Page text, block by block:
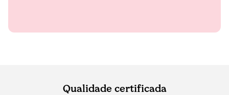
Qualidade certificada